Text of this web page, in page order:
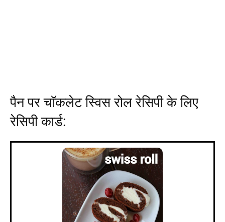
पैन पर चॉकलेट स्विस रोल रेसिपी के लिए
रेसिपी कार्ड: